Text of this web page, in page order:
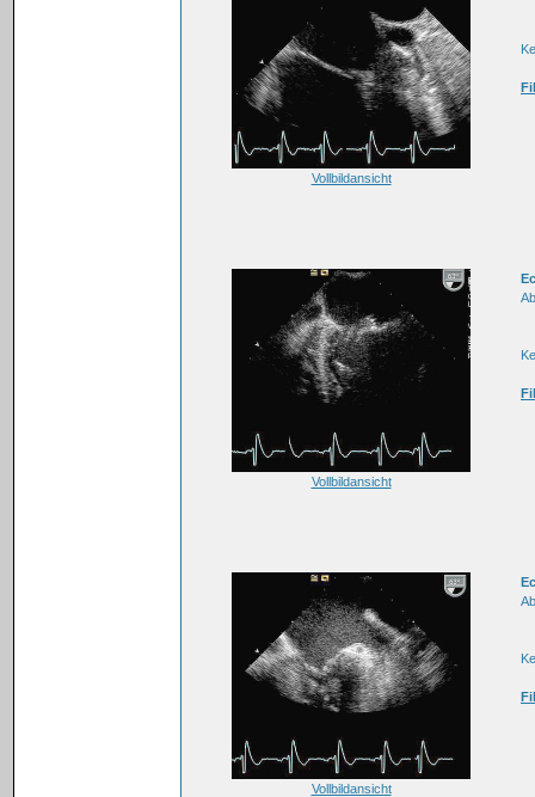
Vollbildansicht
Vollbildansicht
Vollbildansicht